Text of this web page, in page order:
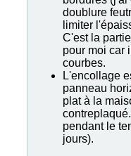
doublure
limiter
C'est la
pour moi car
courbes.
L'encollage
panneau
plat à la
pendant le
jours).